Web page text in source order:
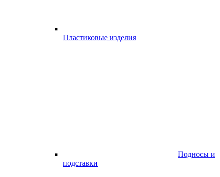
Пластиковые изделия
Подносы и
подставки